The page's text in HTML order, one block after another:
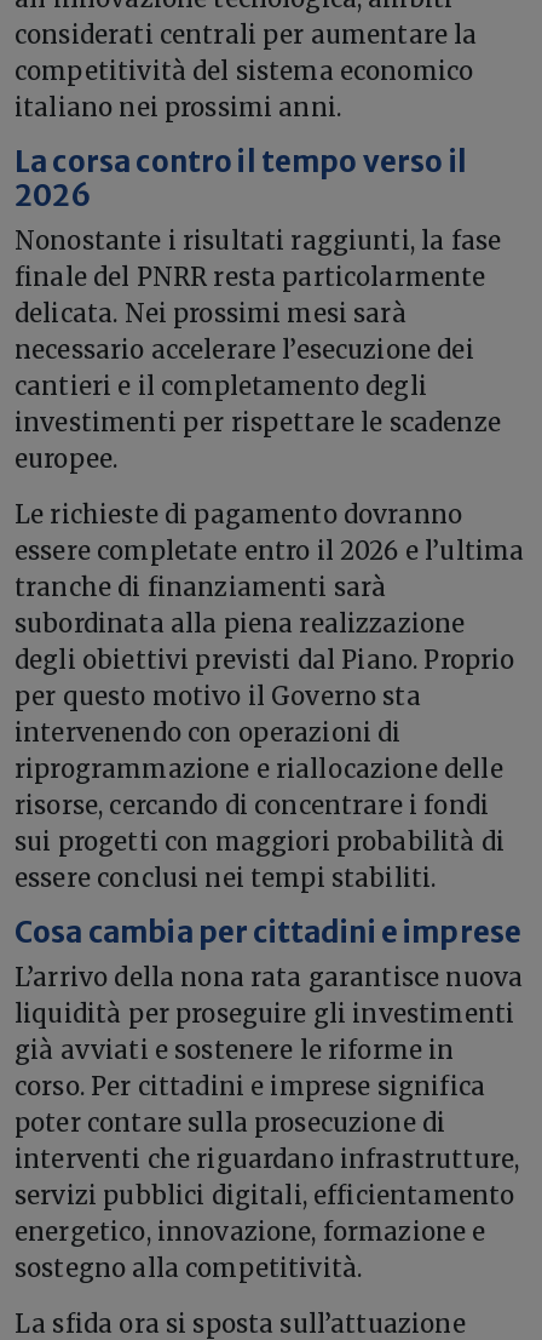
considerati centrali per aumentare la
competitività del sistema economico
italiano nei prossimi anni.
La corsa contro il tempo verso il
2026
Nonostante i risultati raggiunti, la fase
finale del PNRR resta particolarmente
delicata. Nei prossimi mesi sarà
necessario accelerare l’esecuzione dei
cantieri e il completamento degli
investimenti per rispettare le scadenze
europee.
Le richieste di pagamento dovranno
essere completate entro il 2026 e l’ultima
tranche di finanziamenti sarà
subordinata alla piena realizzazione
degli obiettivi previsti dal Piano. Proprio
per questo motivo il Governo sta
intervenendo con operazioni di
riprogrammazione e riallocazione delle
risorse, cercando di concentrare i fondi
sui progetti con maggiori probabilità di
essere conclusi nei tempi stabiliti.
Cosa cambia per cittadini e imprese
L’arrivo della nona rata garantisce nuova
liquidità per proseguire gli investimenti
già avviati e sostenere le riforme in
corso. Per cittadini e imprese significa
poter contare sulla prosecuzione di
interventi che riguardano infrastrutture,
servizi pubblici digitali, efficientamento
energetico, innovazione, formazione e
sostegno alla competitività.
La sfida ora si sposta sull’attuazione